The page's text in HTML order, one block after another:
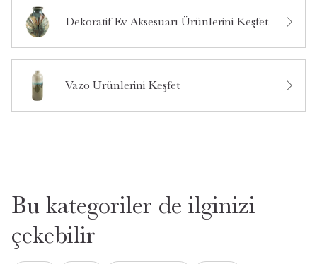
Bu ürün hakkında daha önce hiç soru sorulmamış.
Ürün Hakkında Soru Sor
Dekoratif Ev Aksesuarı Ürünlerini Keşfet
Vazo Ürünlerini Keşfet
Bu kategoriler de ilginizi
çekebilir